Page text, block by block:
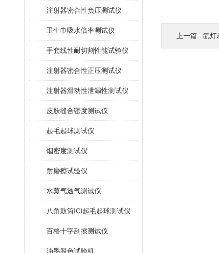
注射器密合性负压测试仪
卫生巾吸水倍率测试仪
手套线性耐切割性能试验仪
注射器密合性正压测试仪
注射器滑动性泄漏性测试仪
皮肤缝合密度测试仪
起毛起球测试仪
烟密度测试仪
耐磨擦试验仪
水蒸气透气测试仪
八角鼓筒ICI起毛起球测试仪
百格十字刮擦测试仪
油墨脱色试验机
上一篇 : 氙灯